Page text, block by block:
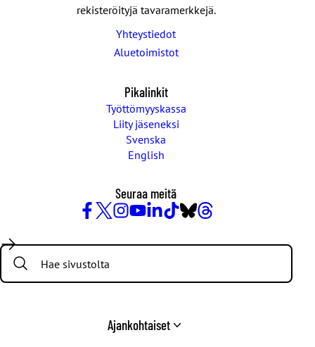
rekisteröityjä tavaramerkkejä.
Yhteystiedot
Aluetoimistot
Pikalinkit
Työttömyyskassa
Liity jäseneksi
Svenska
English
Seuraa meitä
/
Twitter
Search:
Ajankohtaiset